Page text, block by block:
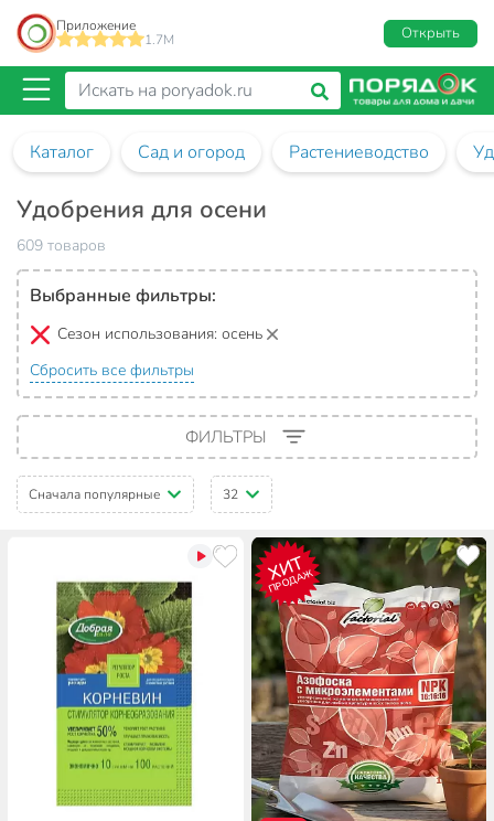
Приложение
1.7M
Открыть
Каталог Сад и огород Растениеводство
Удобрения для осени
609 товаров
Выбранные фильтры:
Сезон использования: осень
Сбросить все фильтры
ФИЛЬТРЫ
Сначала популярные 32
ХИТ
ПРОДАЖ